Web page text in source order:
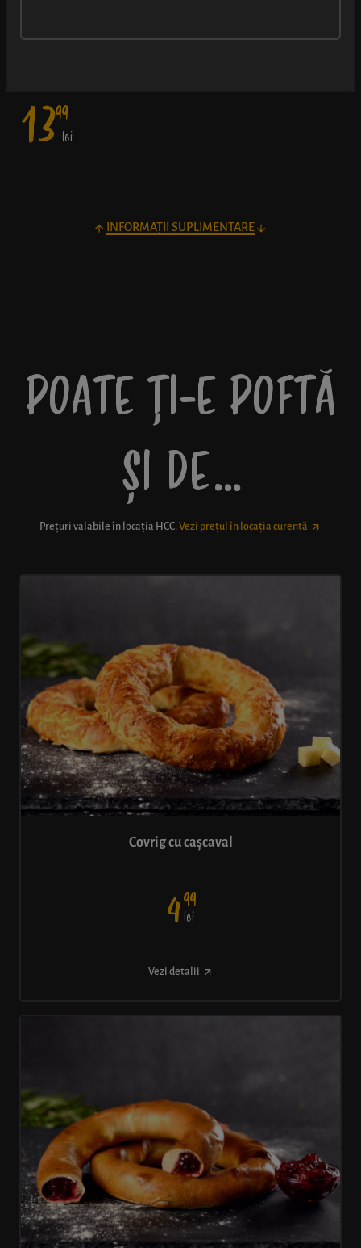
de brânză, șuncă fină din piept de curcan, roșii proaspete și
1399
lei
INFORMAȚII SUPLIMENTARE
POATE ȚI-E POFTĂ
ȘI DE…
Prețuri valabile în locația HCC. Vezi prețul în locația curentă
Covrig cu cașcaval
499
lei
Vezi detalii